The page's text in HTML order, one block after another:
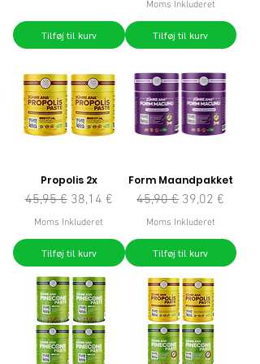
Tilføj til kurv
Moms Inkluderet
Tilføj til kurv
Propolis 2x
Regulær pris
45,95 € Salgspris
38,14 €
Moms Inkluderet
Tilføj til kurv
Form Maandpakket
Regulær pris
45,90 € Salgspris
39,02 €
Moms Inkluderet
Tilføj til kurv